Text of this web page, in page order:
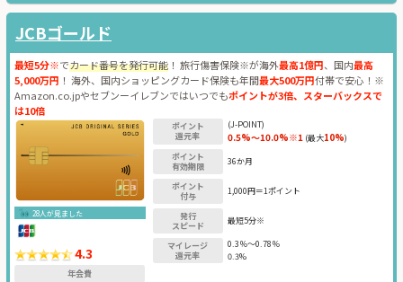
JCBゴールド
最短5分※でカード番号を発行可能 ！ 旅行傷害保険※が海外最高1億円、国内最高
5,000万円 ！ 海外、国内ショッピングカード保険も年間最大500万円付帯で安心！※
Amazon.co.jpやセブンーイレブンではいつでもポイントが3倍、スターバックスで
は10倍
28人が見ました
4.3
年会費
ポイント
還元率
(J-POINT)
0.5%～10.0%※1(最大10%)
ポイント
有効期限
36か月
ポイント
付与
1,000円＝1ポイント
発行
スピード
最短5分※
マイレージ
還元率
0.3％～0.78％
0.3%